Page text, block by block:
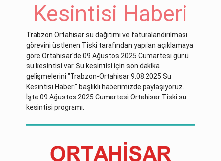
Kesintisi Haberi
Trabzon Ortahisar su dağıtımı ve faturalandırılması
görevini üstlenen Tiski tarafından yapılan açıklamaya
göre Ortahisar'de 09 Ağustos 2025 Cumartesi günü
su kesintisi var. Su kesintisi için son dakika
gelişmelerini "Trabzon-Ortahisar 9.08.2025 Su
Kesintisi Haberi" başlıklı haberimizde paylaşıyoruz.
İşte 09 Ağustos 2025 Cumartesi Ortahisar Tiski su
kesintisi programı.